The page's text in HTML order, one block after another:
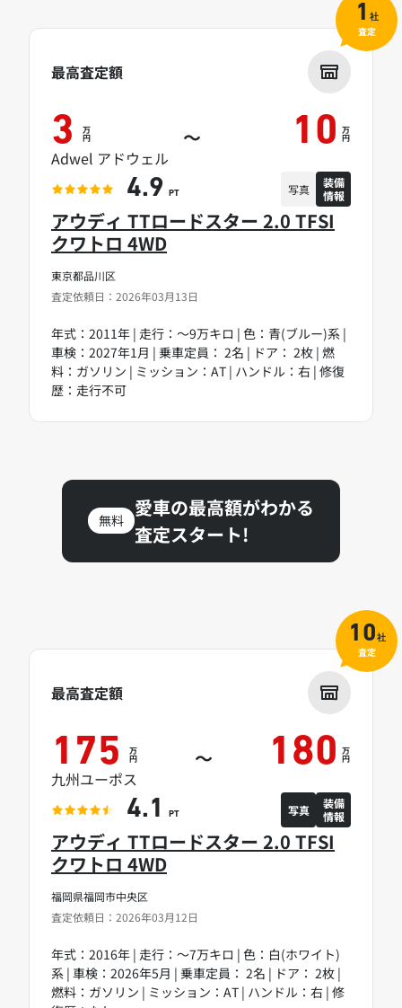
東京都品川区
査定依頼日：2026年03月13日
アウディ TTロードスター 2.0 TFSI
クワトロ 4WD
年式：2011年 | 走行：～9万キロ | 色：青(ブルー)系 |
車検：2027年1月 | 乗車定員： 2名 | ドア： 2枚 | 燃
料：ガソリン | ミッション：AT | ハンドル：右 | 修復
歴：走行不可
最高査定額
3 万
円 ～ 10 万
円
Adwel アドウェル
4.9 PT 写真
装備
情報
1 社
査定
無料
愛車の最高額がわかる
査定スタート!
福岡県福岡市中央区
査定依頼日：2026年03月12日
アウディ TTロードスター 2.0 TFSI
クワトロ 4WD
年式：2016年 | 走行：～7万キロ | 色：白(ホワイト)
系 | 車検：2026年5月 | 乗車定員： 2名 | ドア： 2枚 |
燃料：ガソリン | ミッション：AT | ハンドル：右 | 修
最高査定額
175 万
円 ～ 180 万
円
九州ユーポス
4.1 PT 写真
装備
情報
10社
査定